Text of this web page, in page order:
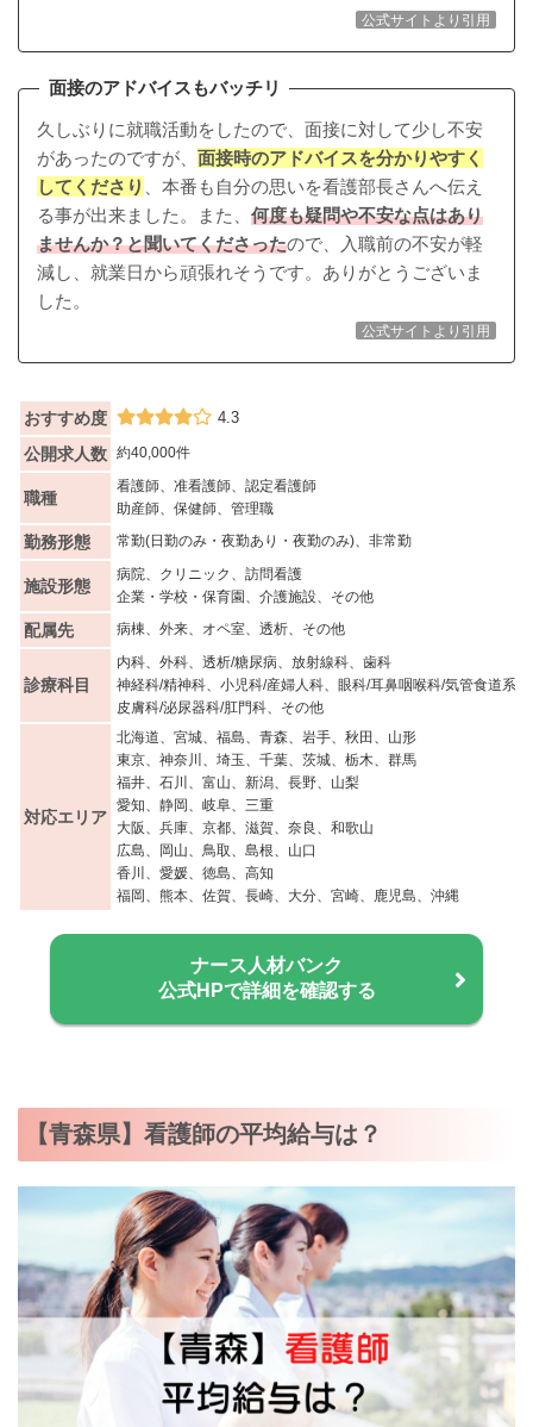
公式サイトより引用
面接のアドバイスもバッチリ
久しぶりに就職活動をしたので、面接に対して少し不安
があったのですが、 面接時のアドバイスを分かりやすく
してくださり
、本番も自分の思いを看護部長さんへ伝え
る事が出来ました。また、 何度も疑問や不安な点はあり
ませんか？と聞いてくださったので、入職前の不安が軽
減し、就業日から頑張れそうです。ありがとうございま
した。
公式サイトより引用
おすすめ度 4.3
公開求人数 約40,000件
職種
看護師、准看護師、認定看護師
助産師、保健師、管理職
勤務形態 常勤(日勤のみ・夜勤あり・夜勤のみ)、非常勤
施設形態
病院、クリニック、訪問看護
企業・学校・保育園、介護施設、その他
配属先 病棟、外来、オペ室、透析、その他
診療科目
内科、外科、透析/糖尿病、放射線科、歯科
神経科/精神科、小児科/産婦人科、眼科/耳鼻咽喉科/気管食道系
皮膚科/泌尿器科/肛門科、その他
対応エリア
北海道、宮城、福島、青森、岩手、秋田、山形
東京、神奈川、埼玉、千葉、茨城、栃木、群馬
福井、石川、富山、新潟、長野、山梨
愛知、静岡、岐阜、三重
大阪、兵庫、京都、滋賀、奈良、和歌山
広島、岡山、鳥取、島根、山口
香川、愛媛、徳島、高知
福岡、熊本、佐賀、長崎、大分、宮崎、鹿児島、沖縄
ナース人材バンク
公式HPで詳細を確認する
【青森県】看護師の平均給与は？